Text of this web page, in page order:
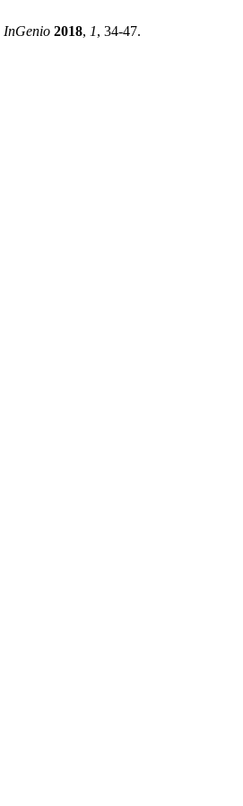
InGenio 2018, 1, 34-47.